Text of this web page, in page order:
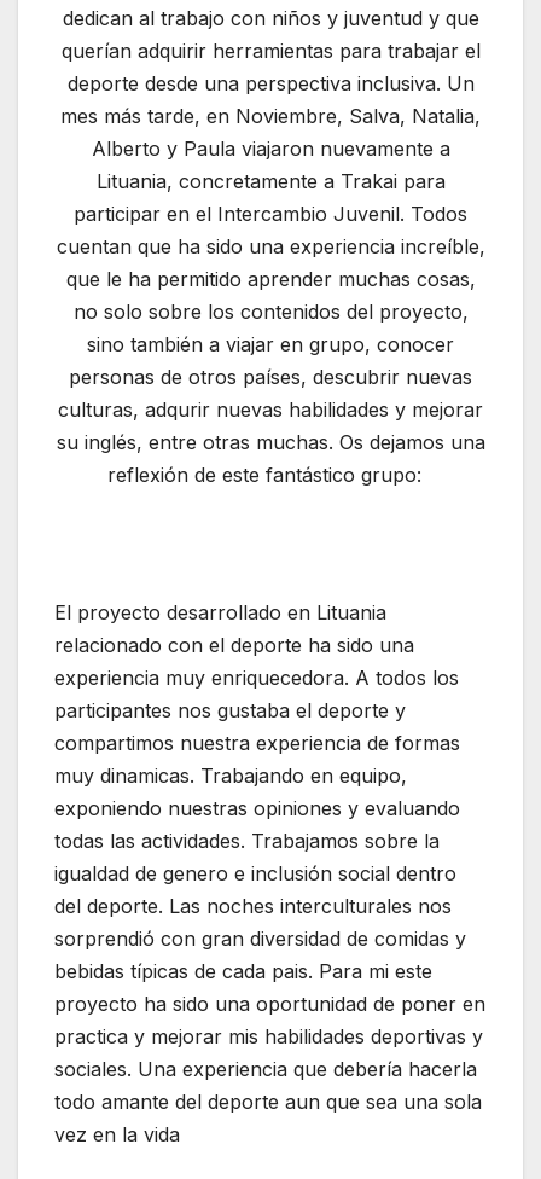
dedican al trabajo con niños y juventud y que
querían adquirir herramientas para trabajar el
deporte desde una perspectiva inclusiva. Un
mes más tarde, en Noviembre, Salva, Natalia,
Alberto y Paula viajaron nuevamente a
Lituania, concretamente a Trakai para
participar en el Intercambio Juvenil. Todos
cuentan que ha sido una experiencia increíble,
que le ha permitido aprender muchas cosas,
no solo sobre los contenidos del proyecto,
sino también a viajar en grupo, conocer
personas de otros países, descubrir nuevas
culturas, adqurir nuevas habilidades y mejorar
su inglés, entre otras muchas. Os dejamos una
reflexión de este fantástico grupo:
El proyecto desarrollado en Lituania
relacionado con el deporte ha sido una
experiencia muy enriquecedora. A todos los
participantes nos gustaba el deporte y
compartimos nuestra experiencia de formas
muy dinamicas. Trabajando en equipo,
exponiendo nuestras opiniones y evaluando
todas las actividades. Trabajamos sobre la
igualdad de genero e inclusión social dentro
del deporte. Las noches interculturales nos
sorprendió con gran diversidad de comidas y
bebidas típicas de cada pais. Para mi este
proyecto ha sido una oportunidad de poner en
practica y mejorar mis habilidades deportivas y
sociales. Una experiencia que debería hacerla
todo amante del deporte aun que sea una sola
vez en la vida